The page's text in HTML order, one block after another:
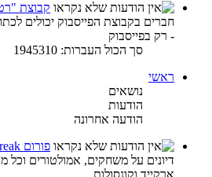
קבוצת
חברים בקבוצת הפייסבוק יכולים
- רק בפייסבוק
סך הכול העברות: 1945310
ראשי
נושאים
הודעות
הודעה אחרונה
פורום VGFreak - כללי
דיונים על משחקים, אמולטורים וכל
ארקייד וקונסולות